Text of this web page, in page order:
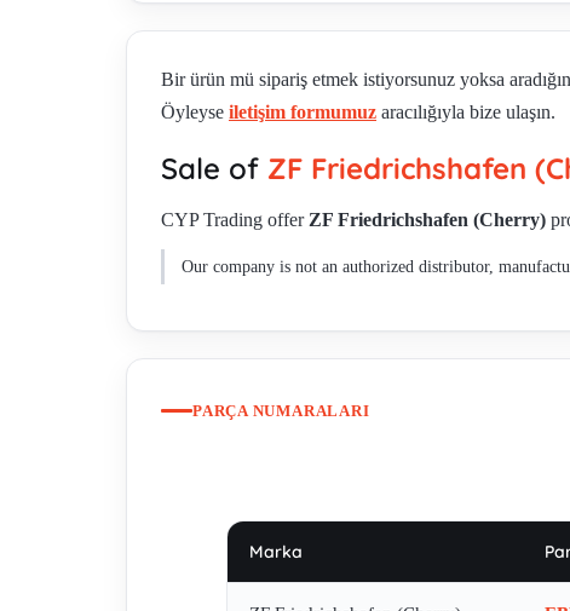
Bir ürün mü sipariş etmek istiyorsunuz yoksa
Öyleyse iletişim formumuz aracılığıyla bize ulaşın.
Sale of ZF Friedrichshafen
CYP Trading offer ZF Friedrichshafen (Cherry)
Our company is not an authorized distributor,
PARÇA NUMARALARI
Marka